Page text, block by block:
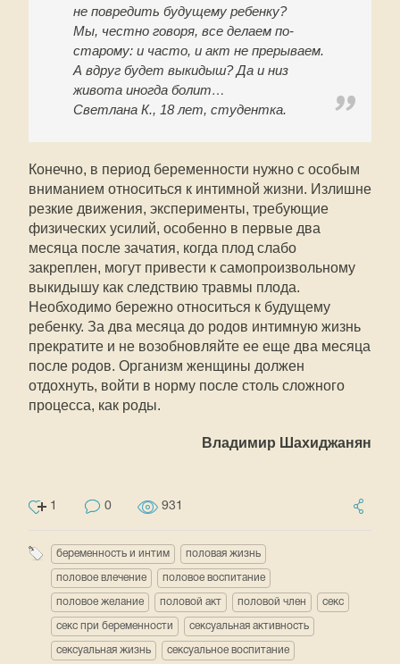
не повредить будущему ребенку?
Мы, честно говоря, все делаем по-
старому: и часто, и акт не прерываем.
А вдруг будет выкидыш? Да и низ
живота иногда болит…
Светлана К., 18 лет, студентка.
Конечно, в период беременности нужно с особым
вниманием относиться к интимной жизни. Излишне
резкие движения, эксперименты, требующие
физических усилий, особенно в первые два
месяца после зачатия, когда плод слабо
закреплен, могут привести к самопроизвольному
выкидышу как следствию травмы плода.
Необходимо бережно относиться к будущему
ребенку. За два месяца до родов интимную жизнь
прекратите и не возобновляйте ее еще два месяца
после родов. Организм женщины должен
отдохнуть, войти в норму после столь сложного
процесса, как роды.
Владимир Шахиджанян
1 0 931
беременность и интим половая жизнь
половое влечение половое воспитание
половое желание половой акт половой член секс
секс при беременности сексуальная активность
сексуальная жизнь сексуальное воспитание